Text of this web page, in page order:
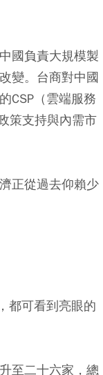
國負責大規模製
變。台商對中國
CSP（雲端服務
策支持與內需市
正從過去仰賴少
都可看到亮眼的
至二十六家，總